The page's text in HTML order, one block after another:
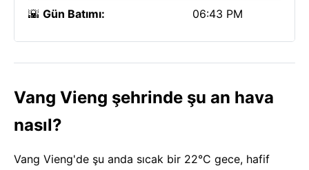
🌇 Gün Batımı: 06:43 PM
Vang Vieng şehrinde şu an hava
nasıl?
Vang Vieng'de şu anda sıcak bir 22°C gece, hafif